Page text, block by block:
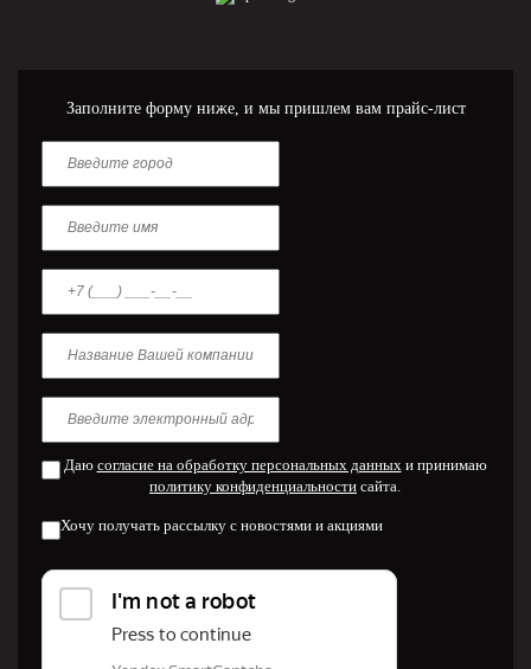
Заполните форму ниже, и мы пришлем вам прайс-лист
Даю согласие на обработку персональных данных и принимаю
политику конфиденциальности сайта.
Хочу получать рассылку с новостями и акциями